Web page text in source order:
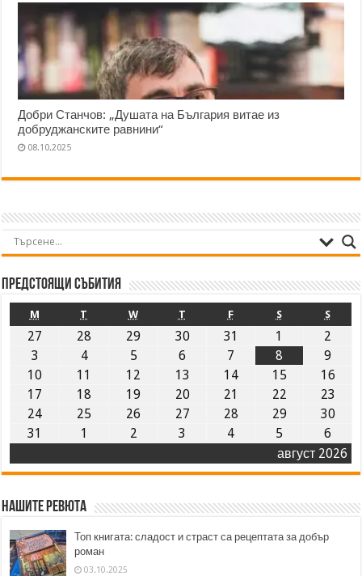
Добри Станчов: „Душата на България витае из
добруджанските равнини“
08.10.2025
Предстоящи събития
август 2026
M T W T F S S
27 28 29 30 31 1
2
3
4 5 6 7 8
9
10
11 12 13 14 15
16
17
18 19 20 21 22
23
24
25 26 27 28 29
30
31
1 2 3 4 5 6
Нашите ревюта
Топ книгата: сладост и страст са рецептата за добър
роман
03.10.2025